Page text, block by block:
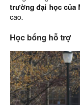
trường đại học của
cao.
Học bổng hỗ trợ